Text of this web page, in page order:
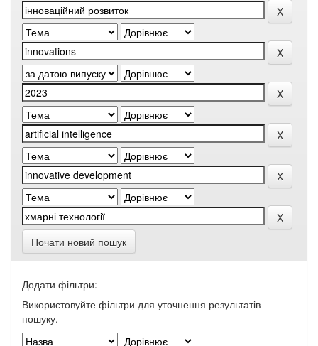
Почати новий пошук
Додати фільтри:
Використовуйте фільтри для уточнення результатів
пошуку.